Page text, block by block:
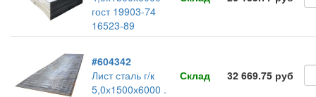
гост 19903-74
16523-89
#604342
Лист сталь г/к
5,0х1500х6000 .
Склад 32 669.75 руб